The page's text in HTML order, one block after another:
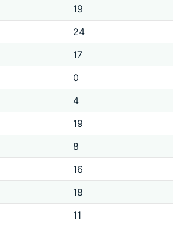
19
24
17
0
4
19
8
16
18
11